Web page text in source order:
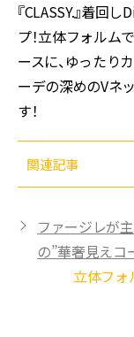
『CLASSY.』着回
プ！立体フォルム
ースに、ゆったり
ーデの深めのVネ
す！
関連記事
ファージレが
の”華奢見えコ
立体フ